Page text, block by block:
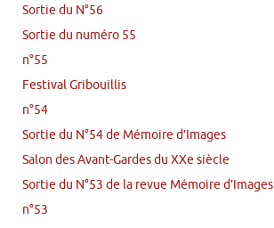
Sortie du N°56
Sortie du numéro 55
n°55
Festival Gribouillis
n°54
Sortie du N°54 de Mémoire d’Images
Salon des Avant-Gardes du XXe siècle
Sortie du N°53 de la revue Mémoire d’Images
n°53